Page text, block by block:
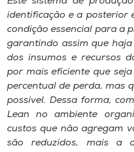
Selecione
o idioma
A+
A-
identificação e a posterior
condição essencial para a
garantindo assim que
dos insumos e recursos
por mais eficiente que
percentual de perda, mas
possível. Dessa forma,
Lean no ambiente
custos que não agregam
são reduzidos, mais a